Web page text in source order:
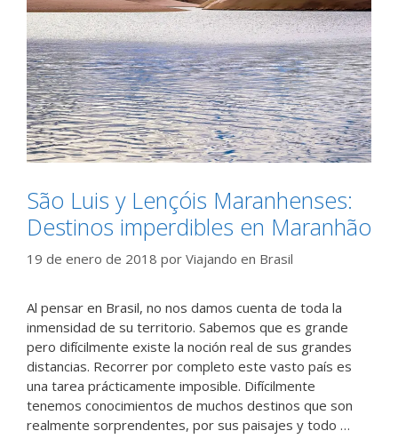
São Luis y Lençóis Maranhenses:
Destinos imperdibles en Maranhão
19 de enero de 2018 por Viajando en Brasil
Al pensar en Brasil, no nos damos cuenta de toda la
inmensidad de su territorio. Sabemos que es grande
pero difícilmente existe la noción real de sus grandes
distancias. Recorrer por completo este vasto país es
una tarea prácticamente imposible. Difícilmente
tenemos conocimientos de muchos destinos que son
realmente sorprendentes, por sus paisajes y todo …